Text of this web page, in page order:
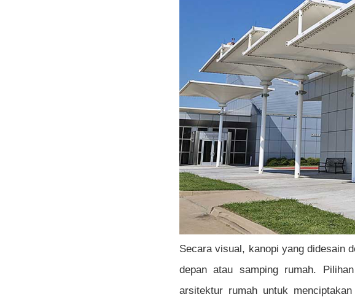
Secara visual, kanopi yang didesain
depan atau samping rumah.
arsitektur rumah untuk